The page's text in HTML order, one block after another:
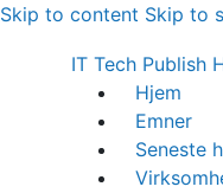
Skip to content Skip to
IT Tech Publish
Hjem
Emner
Seneste